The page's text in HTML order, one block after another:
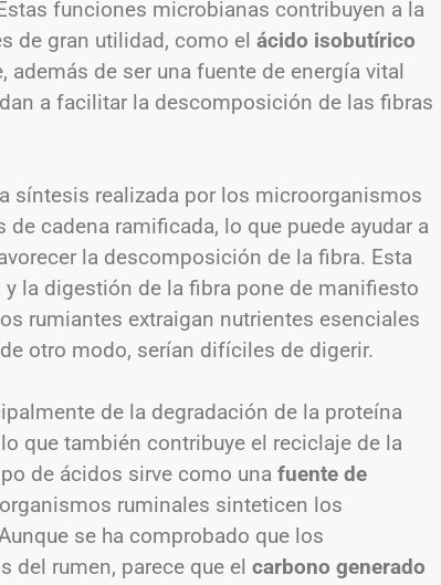
funciones microbianas contribuyen a la
de gran utilidad, como el ácido isobutírico
además de ser una fuente de energía vital
a facilitar la descomposición de las fibras
síntesis realizada por los microorganismos
cadena ramificada, lo que puede ayudar a
la descomposición de la fibra. Esta
la digestión de la fibra pone de manifiesto
rumiantes extraigan nutrientes esenciales
otro modo, serían difíciles de digerir.
de la degradación de la proteína
que también contribuye el reciclaje de la
de ácidos sirve como una fuente de
ruminales sinteticen los
se ha comprobado que los
rumen, parece que el carbono generado